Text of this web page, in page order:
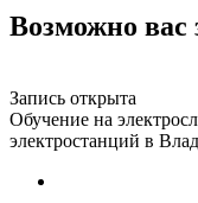
Возможно вас
Запись открыта
Обучение на
электростанций в